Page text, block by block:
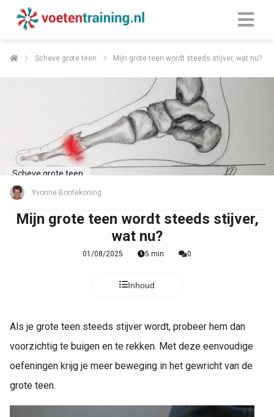
Scheve grote teen Mijn grote teen wordt steeds stijver, wat nu?
Scheve grote teen
Yvonne Bontekoning
Mijn grote teen wordt steeds stijver,
wat nu?
01/08/2025 5 min 0
Inhoud
Als je grote teen steeds stijver wordt, probeer hem dan
voorzichtig te buigen en te rekken. Met deze eenvoudige
oefeningen krijg je meer beweging in het gewricht van de
grote teen.